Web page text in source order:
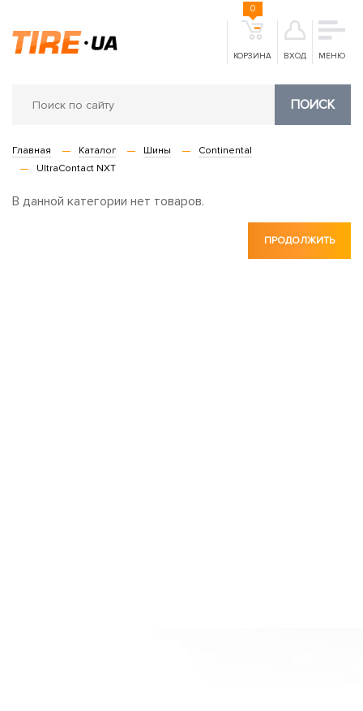
КОРЗИНА
0
ВХОД МЕНЮ
ПОИСК
Главная Каталог Шины
Continental
UltraContact NXT
В данной категории нет товаров.
ПРОДОЛЖИТЬ